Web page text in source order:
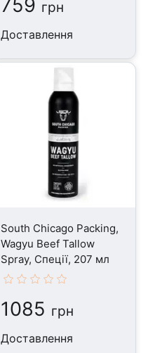
759 грн
Доставлення
South Chicago Packing,
Wagyu Beef Tallow
Spray, Спеції, 207 мл
1085 грн
Доставлення